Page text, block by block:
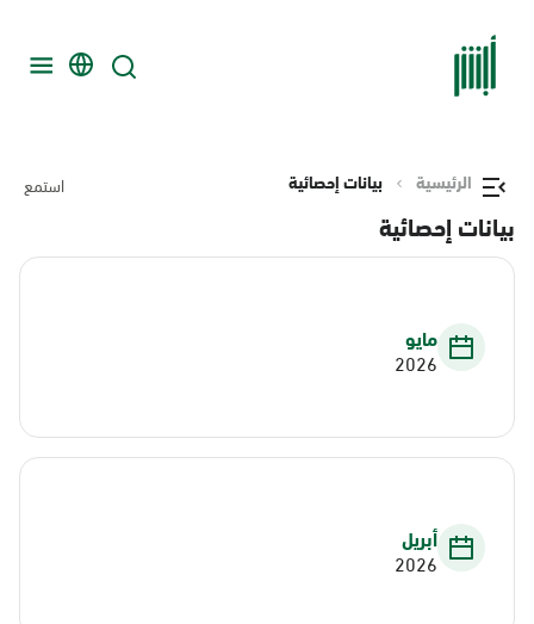
الرئيسية بيانات إحصائية استمع
بيانات إحصائية
مايو
2026
أبريل
2026